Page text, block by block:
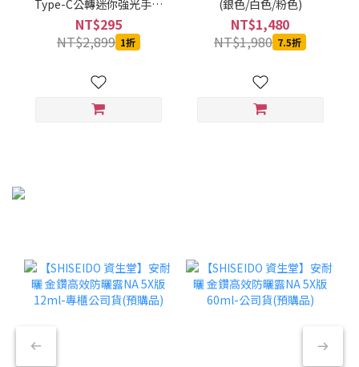
Type-C公轉迷你強光手電
筒-黑-CBPKAMFLAAL002
NT$295
NT$2,899 1折
(銀色/白色/粉色)
NT$1,480
NT$1,980 7.5折